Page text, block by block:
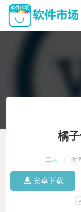
橘
工具 时
安卓下载